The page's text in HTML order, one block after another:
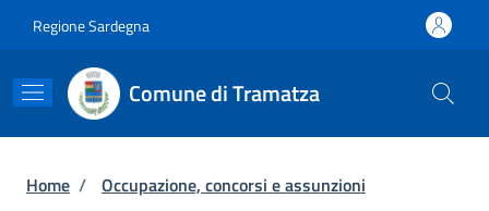
Regione Sardegna
Comune di Tramatza
Briciole di pane
Home / Occupazione, concorsi e assunzioni